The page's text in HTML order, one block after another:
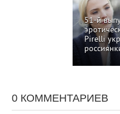
51-й
Pirelli
0 КОММЕНТАРИЕВ